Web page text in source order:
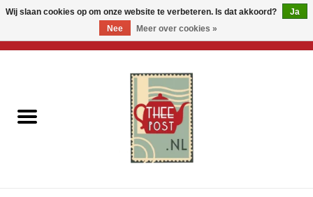
Losse thee
Wij slaan cookies op om onze website te verbeteren. Is dat akkoord?
Ja
Nee
Meer over cookies »